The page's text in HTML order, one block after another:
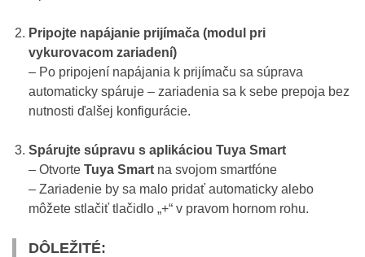
Pripojte napájanie prijímača (modul pri
vykurovacom zariadení)
– Po pripojení napájania k prijímaču sa súprava
automaticky spáruje – zariadenia sa k sebe prepoja bez
nutnosti ďalšej konfigurácie.
Spárujte súpravu s aplikáciou Tuya Smart
– Otvorte Tuya Smart na svojom smartfóne
– Zariadenie by sa malo pridať automaticky alebo
môžete stlačiť tlačidlo „+“ v pravom hornom rohu.
DÔLEŽITÉ: